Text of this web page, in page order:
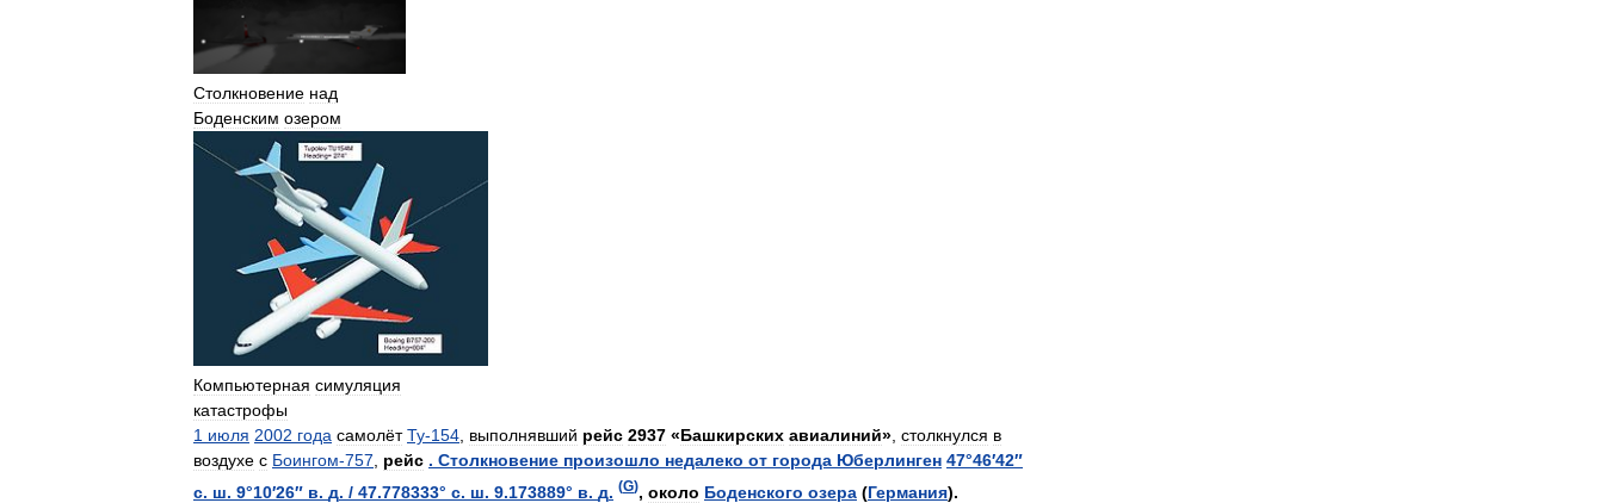
Столкновение над
Боденским озером
Компьютерная симуляция
катастрофы
1 июля 2002 года самолёт Ту-154 выполнявший рейс 2937 «Башкирских авиалиний» столкнулся в
воздухе с Боингом-757 рейс . Столкновение произошло недалеко от города Юберлинген 47°46′42″
с. ш. 9°10′26″ в. д. / 47.778333° с. ш. 9.173889° в. д. (G), около Боденского озера (Германия).